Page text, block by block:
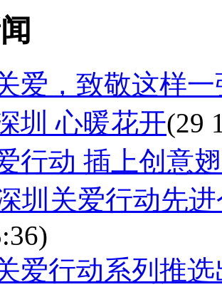
爱，致敬这样
圳 心暖花开(29
行动 插上创意
圳关爱行动先
爱行动系列推